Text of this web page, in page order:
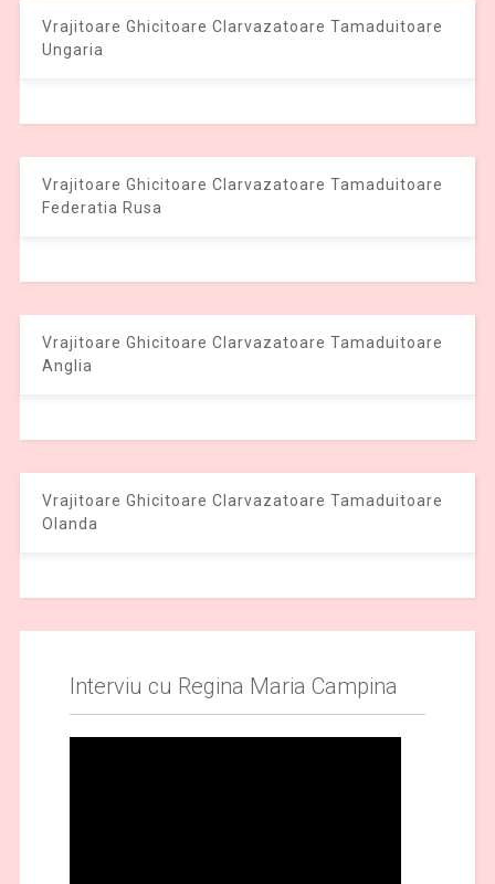
Vrajitoare Ghicitoare Clarvazatoare Tamaduitoare
Ungaria
Vrajitoare Ghicitoare Clarvazatoare Tamaduitoare
Federatia Rusa
Vrajitoare Ghicitoare Clarvazatoare Tamaduitoare
Anglia
Vrajitoare Ghicitoare Clarvazatoare Tamaduitoare
Olanda
Interviu cu Regina Maria Campina